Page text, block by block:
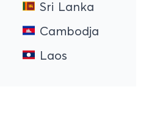
Sri Lanka
Cambodja
Laos